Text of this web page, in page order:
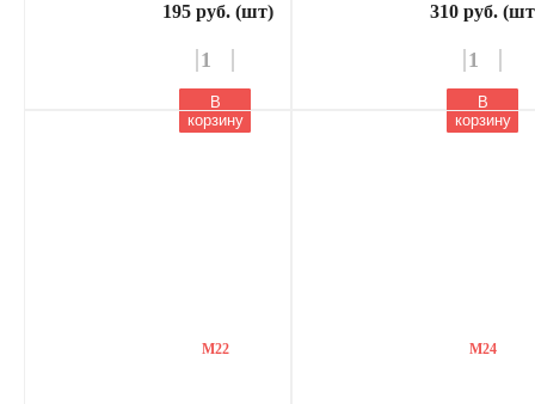
195 руб. (шт)
В
корзину
310 руб.
В
корзину
М22 М24